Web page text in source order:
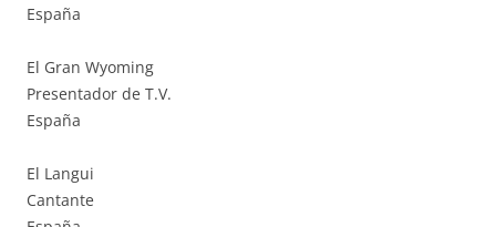
España
El Gran Wyoming
Presentador de T.V.
España
El Langui
Cantante